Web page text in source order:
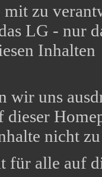
zu
LG - nur
Inhalten
wir uns
dieser
nicht
alle auf